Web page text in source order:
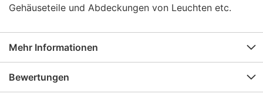
Gehäuseteile und Abdeckungen von Leuchten etc.
Mehr Informationen
Bewertungen